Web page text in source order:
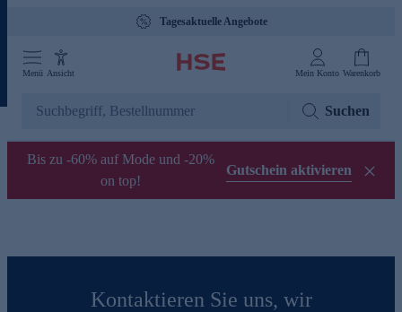
Tagesaktuelle Angebote
Menü Ansicht Mein Konto Warenkorb
Suchen
Bis zu -60% auf Mode und -20%
on top!
Gutschein aktivieren
Kontaktieren Sie uns, wir